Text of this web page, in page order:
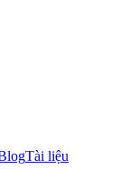
Tài liệu